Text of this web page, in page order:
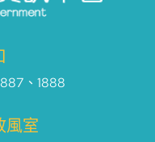
、1888
風室